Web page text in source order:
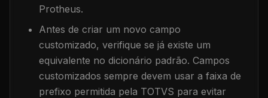
Protheus.
Antes de criar um novo campo
customizado, verifique se já existe um
equivalente no dicionário padrão. Campos
customizados sempre devem usar a faixa de
prefixo permitida pela TOTVS para evitar